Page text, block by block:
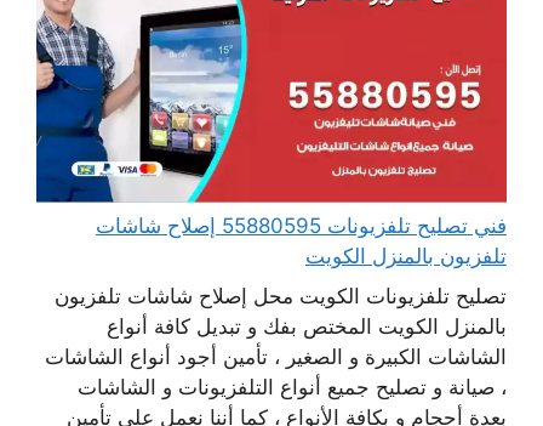
فني تصليح تلفزيونات 55880595 إصلاح شاشات
تلفزيون بالمنزل الكويت
تصليح تلفزيونات الكويت محل إصلاح شاشات تلفزيون
بالمنزل الكويت المختص بفك و تبديل كافة أنواع
الشاشات الكبيرة و الصغير ، تأمين أجود أنواع الشاشات
، صيانة و تصليح جميع أنواع التلفزيونات و الشاشات
بعدة أحجام و بكافة الأنواع ، كما أننا نعمل على تأمين